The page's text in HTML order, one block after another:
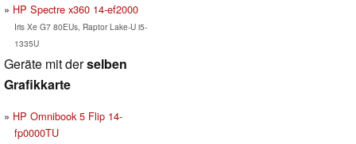
HP Spectre x360 14-ef2000
Iris Xe G7 80EUs, Raptor Lake-U i5-
1335U
Geräte mit derselben
Grafikkarte
HP Omnibook 5 Flip 14-
fp0000TU